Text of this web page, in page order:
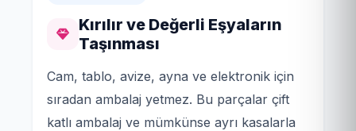
Kırılır ve Değerli Eşyaların
Taşınması
Cam, tablo, avize, ayna ve elektronik için
sıradan ambalaj yetmez. Bu parçalar çift
katlı ambalaj ve mümkünse ayrı kasalarla